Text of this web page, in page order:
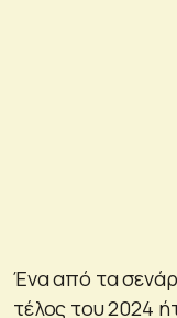
Ένα από τα
τέλος του 2024